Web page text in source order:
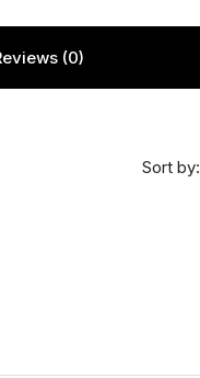
(0)
Sort by: